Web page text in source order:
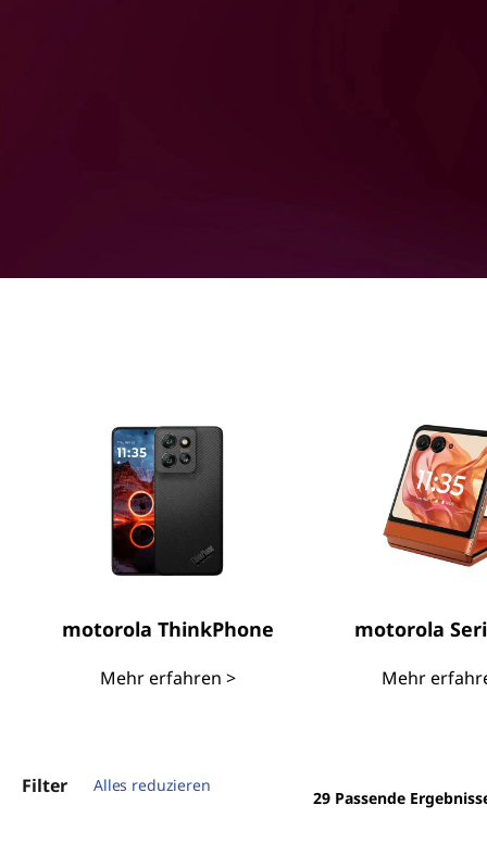
l
motorola ThinkPhone
Mehr erfahren >
motorola
Mehr
Filter Alles reduzieren
29 Passende